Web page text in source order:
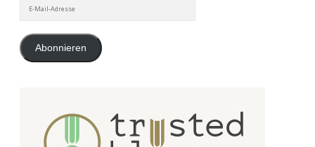
Mail-
Abonnieren